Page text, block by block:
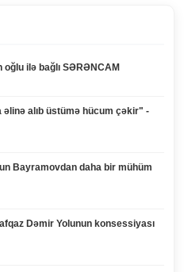
ilə bağlı SƏRƏNCAM
əlinə alıb üstümə hücum çəkir" -
Bayramovdan daha bir mühüm
Dəmir Yolunun konsessiyası